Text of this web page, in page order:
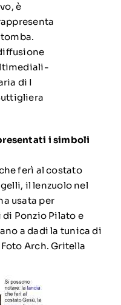
è
di I
i simboli
ferì al costato
il lenzuolo nel
usata per
Ponzio Pilato e
a dadi la tunica di
Foto Arch. Gritella